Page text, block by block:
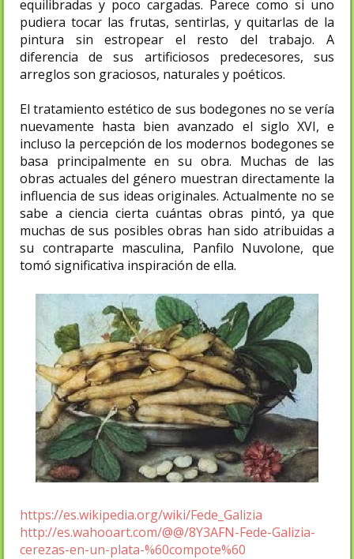
equilibradas y poco cargadas. Parece como si uno
pudiera tocar las frutas, sentirlas, y quitarlas de la
pintura sin estropear el resto del trabajo. A
diferencia de sus artificiosos predecesores, sus
arreglos son graciosos, naturales y poéticos.
El tratamiento estético de sus bodegones no se vería
nuevamente hasta bien avanzado el siglo XVI, e
incluso la percepción de los modernos bodegones se
basa principalmente en su obra. Muchas de las
obras actuales del género muestran directamente la
influencia de sus ideas originales. Actualmente no se
sabe a ciencia cierta cuántas obras pintó, ya que
muchas de sus posibles obras han sido atribuidas a
su contraparte masculina, Panfilo Nuvolone, que
tomó significativa inspiración de ella.
https://es.wikipedia.org/wiki/Fede_Galizia
http://es.wahooart.com/@@/8Y3AFN-Fede-Galizia-
cerezas-en-un-plata-%60compote%60